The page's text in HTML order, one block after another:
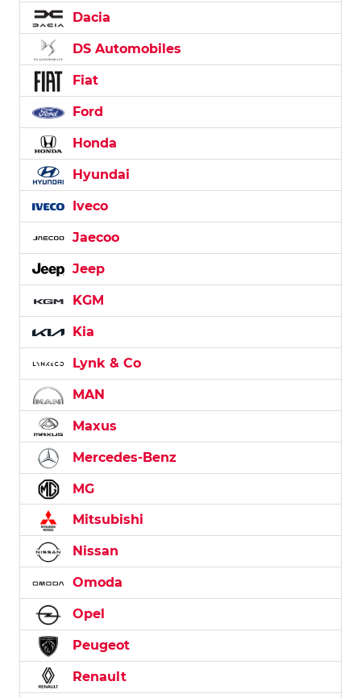
Dacia
DS Automobiles
Fiat
Ford
Honda
Hyundai
Iveco
Jaecoo
Jeep
KGM
Kia
Lynk & Co
MAN
Maxus
Mercedes-Benz
MG
Mitsubishi
Nissan
Omoda
Opel
Peugeot
Renault